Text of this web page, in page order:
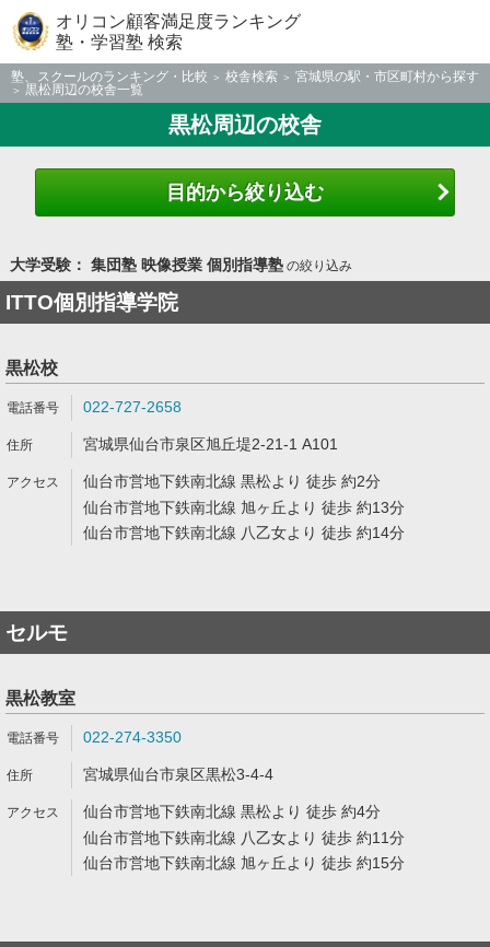
オリコン顧客満足度ランキング
塾・学習塾 検索
塾、スクールのランキング・比較 校舎検索
宮城県の駅・市区町村から探す
黒松周辺の校舎一覧
黒松周辺の校舎
目的から絞り込む
大学受験： 集団塾 映像授業 個別指導塾の絞り込み
ITTO個別指導学院
黒松校
022-727-2658
宮城県仙台市泉区旭丘堤2-21-1 A101
仙台市営地下鉄南北線 黒松より 徒歩 約2分
仙台市営地下鉄南北線 旭ヶ丘より 徒歩 約13分
仙台市営地下鉄南北線 八乙女より 徒歩 約14分
セルモ
黒松教室
022-274-3350
宮城県仙台市泉区黒松3-4-4
仙台市営地下鉄南北線 黒松より 徒歩 約4分
仙台市営地下鉄南北線 八乙女より 徒歩 約11分
仙台市営地下鉄南北線 旭ヶ丘より 徒歩 約15分